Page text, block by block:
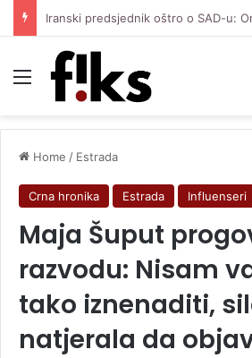
Menu
Home / Estrada
Crna hronika Estrada Influenseri
Maja Šuput
razvodu: Nisam
tako iznenaditi,
natjerala da